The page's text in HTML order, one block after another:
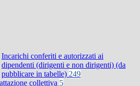
Incarichi conferiti e autorizzati ai
dipendenti (dirigenti e non dirigenti) (da
pubblicare in tabelle) 249
collettiva 5